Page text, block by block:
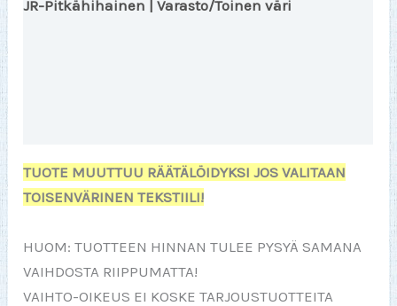
JR-Pitkähihainen | Varasto/Toinen väri
TUOTE MUUTTUU RÄÄTÄLÖIDYKSI JOS VALITAAN
TOISENVÄRINEN TEKSTIILI!
HUOM: TUOTTEEN HINNAN TULEE PYSYÄ SAMANA
VAIHDOSTA RIIPPUMATTA!
VAIHTO-OIKEUS EI KOSKE TARJOUSTUOTTEITA